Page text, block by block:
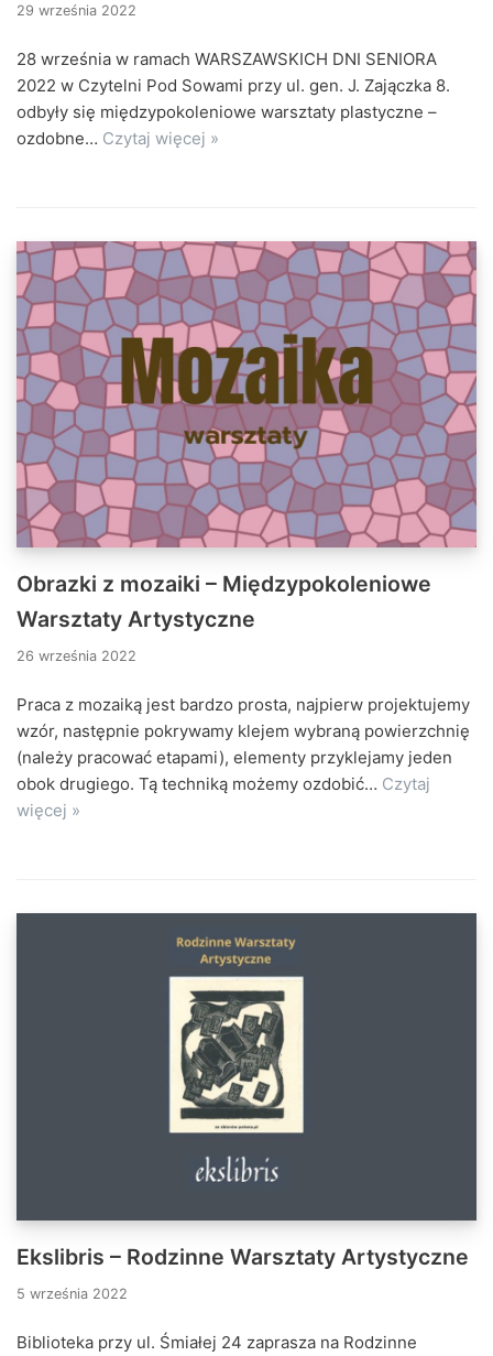
29 września 2022
28 września w ramach WARSZAWSKICH DNI SENIORA
2022 w Czytelni Pod Sowami przy ul. gen. J. Zajączka 8.
odbyły się międzypokoleniowe warsztaty plastyczne –
ozdobne… Czytaj więcej »
Obrazki z mozaiki – Międzypokoleniowe
Warsztaty Artystyczne
26 września 2022
Praca z mozaiką jest bardzo prosta, najpierw projektujemy
wzór, następnie pokrywamy klejem wybraną powierzchnię
(należy pracować etapami), elementy przyklejamy jeden
obok drugiego. Tą techniką możemy ozdobić… Czytaj
więcej »
Ekslibris – Rodzinne Warsztaty Artystyczne
5 września 2022
Biblioteka przy ul. Śmiałej 24 zaprasza na Rodzinne